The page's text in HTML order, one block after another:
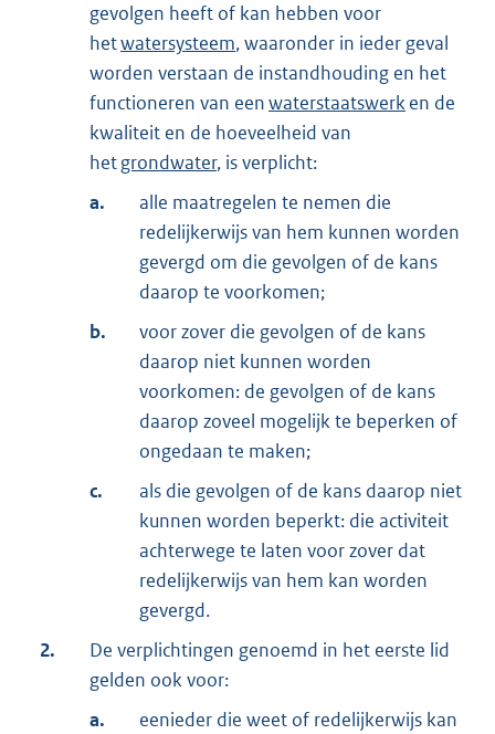
gevolgen heeft of kan hebben voor
hetwatersysteem, waaronder in ieder geval
worden verstaan de instandhouding en het
functioneren van eenwaterstaatswerken de
kwaliteit en de hoeveelheid van
hetgrondwater, is verplicht:
a.
alle maatregelen te nemen die
redelijkerwijs van hem kunnen worden
gevergd om die gevolgen of de kans
daarop te voorkomen;
b.
voor zover die gevolgen of de kans
daarop niet kunnen worden
voorkomen: de gevolgen of de kans
daarop zoveel mogelijk te beperken of
ongedaan te maken;
c.
als die gevolgen of de kans daarop niet
kunnen worden beperkt: die activiteit
achterwege te laten voor zover dat
redelijkerwijs van hem kan worden
gevergd.
2.
De verplichtingen genoemd in het eerste lid
gelden ook voor:
a.
eenieder die weet of redelijkerwijs kan